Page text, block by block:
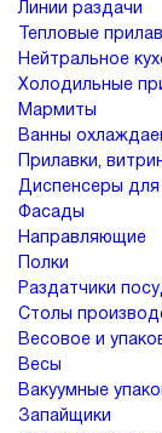
Линии раздачи
Тепловые
Нейтральное
Холодильные
Мармиты
Ванны
Прилавки,
Диспенсеры
Фасады
Направляющие
Полки
Раздатчики
Столы
Весовое и
Весы
Вакуумные
Запайщики